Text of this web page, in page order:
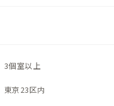
3個室以上
東京23区内